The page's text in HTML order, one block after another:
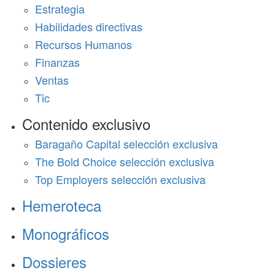
Estrategia
Habilidades directivas
Recursos Humanos
Finanzas
Ventas
Tic
Contenido exclusivo
Baragaño Capital selección exclusiva
The Bold Choice selección exclusiva
Top Employers selección exclusiva
Hemeroteca
Monográficos
Dossieres